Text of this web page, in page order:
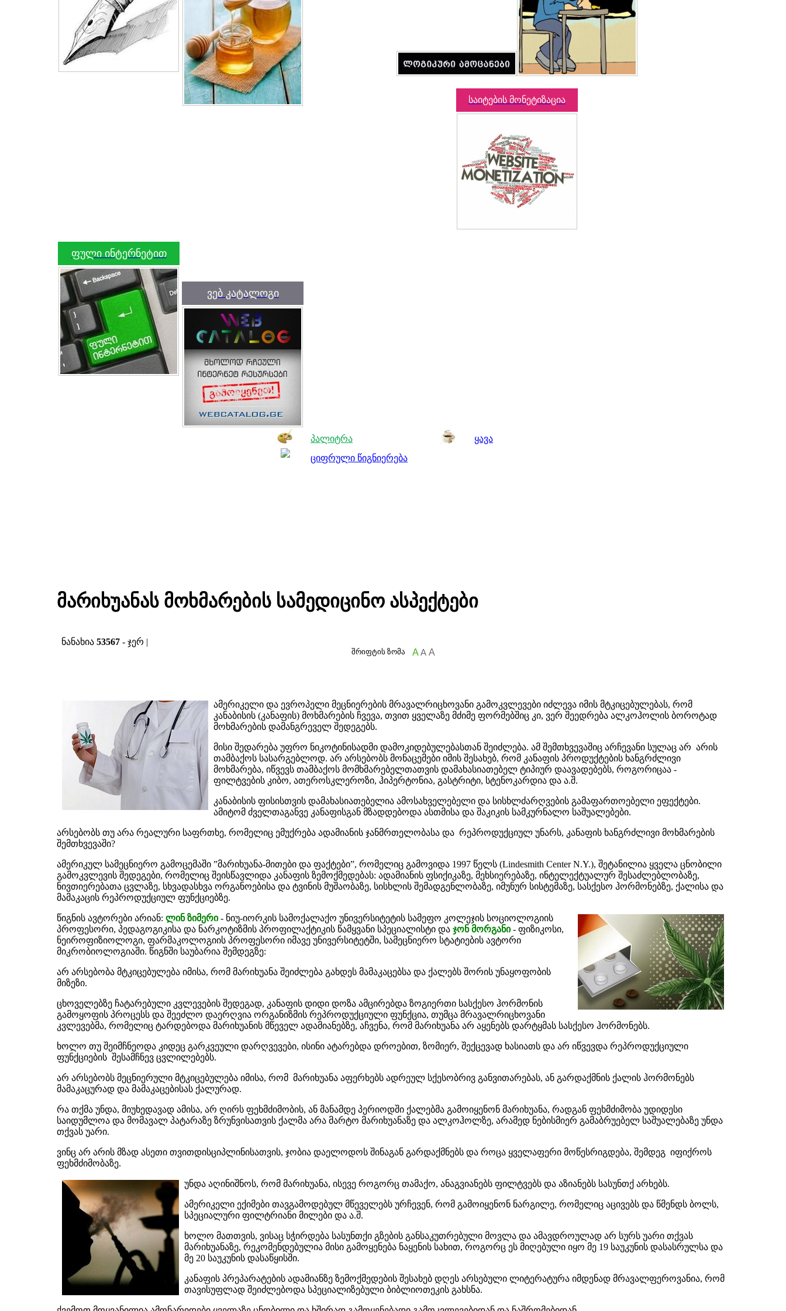
საიტების მონეტიზაცია
ფული ინტერნეტით
ვებ კატალოგი
პალიტრა
ყავა
ციფრული წიგნიერება
მარიხუანას მოხმარების სამედიცინო ასპექტები
ნანახია 53567 - ჯერ |
შრიფტის ზომა A A A
ამერიკელი და ევროპელი მეცნიერების მრავალრიცხოვანი გამოკვლევები იძლევა იმის მტკიცებულებას, რომ
კანაბისის (კანაფის) მოხმარების ჩვევა, თვით ყველაზე მძიმე ფორმებშიც კი, ვერ შეედრება ალკოჰოლის ბოროტად
მოხმარების დამანგრეველ შედეგებს.
მისი შედარება უფრო ნიკოტინისადმი დამოკიდებულებასთან შეიძლება. ამ შემთხვევაშიც არჩევანი სულაც არ არის
თამბაქოს სასარგებლოდ. არ არსებობს მონაცემები იმის შესახებ, რომ კანაფის პროდუქტების ხანგრძლივი
მოხმარება, იწვევს თამბაქოს მომხმარებელთათვის დამახასიათებელ ტიპიურ დაავადებებს, როგორიცაა -
ფილტვების კიბო, ათეროსკლეროზი, ჰიპერტონია, გასტრიტი, სტენოკარდია და ა.შ.
კანაბისის ფისისთვის დამახასიათებელია ამოსახველებელი და სისხლძარღვების გამაფართოებელი ეფექტები.
ამიტომ ძველთაგანვე კანაფისგან მზადდებოდა ასთმისა და შაკიკის სამკურნალო საშუალებები.
არსებობს თუ არა რეალური საფრთხე, რომელიც ემუქრება ადამიანის ჯანმრთელობასა და რეპროდუქციულ უნარს, კანაფის ხანგრძლივი მოხმარების
შემთხვევაში?
ამერიკულ სამეცნიერო გამოცემაში ”მარიხუანა-მითები და ფაქტები”, რომელიც გამოვიდა 1997 წელს (Lindesmith Center N.Y.), შეტანილია ყველა ცნობილი
გამოკვლევის შედეგები, რომელიც შეისწავლიდა კანაფის ზემოქმედებას: ადამიანის ფსიქიკაზე, მეხსიერებაზე, ინტელექტუალურ შესაძლებლობაზე,
ნივთიერებათა ცვლაზე, სხვადასხვა ორგანოებისა და ტვინის მუშაობაზე, სისხლის შემადგენლობაზე, იმუნურ სისტემაზე, სასქესო ჰორმონებზე, ქალისა და
მამაკაცის რეპროდუქციულ ფუნქციებზე.
წიგნის ავტორები არიან: ლინ ზიმერი- ნიუ-იორკის სამოქალაქო უნივერსიტეტის სამეფო კოლეჯის სოციოლოგიის
პროფესორი, პედაგოგიკისა და ნარკოტიზმის პროფილაქტიკის წამყვანი სპეციალისტი და ჯონ მორგანი- ფიზიკოსი,
ნეიროფიზიოლოგი, ფარმაკოლოგიის პროფესორი იმავე უნივერსიტეტში, სამეცნიერო სტატიების ავტორი
მიკრობიოლოგიაში. წიგნში საუბარია შემდეგზე:
არ არსებობა მტკიცებულება იმისა, რომ მარიხუანა შეიძლება გახდეს მამაკაცებსა და ქალებს შორის უნაყოფობის
მიზეზი.
ცხოველებზე ჩატარებული კვლევების შედეგად, კანაფის დიდი დოზა ამცირებდა ზოგიერთი სასქესო ჰორმონის
გამოყოფის პროცესს და შეეძლო დაერღვია ორგანიზმის რეპროდუქციული ფუნქცია, თუმცა მრავალრიცხოვანი
კვლევებმა, რომელიც ტარდებოდა მარიხუანის მწეველ ადამიანებზე, აჩვენა, რომ მარიხუანა არ აყენებს დარტყმას სასქესო ჰორმონებს.
ხოლო თუ შეიმჩნეოდა კიდეც გარკვეული დარღვევები, ისინი ატარებდა დროებით, ზომიერ, შექცევად ხასიათს და არ იწვევდა რეპროდუქციული
ფუნქციების შესამჩნევ ცვლილებებს.
არ არსებობს მეცნიერული მტკიცებულება იმისა, რომ მარიხუანა აფერხებს ადრეულ სქესობრივ განვითარებას, ან გარდაქმნის ქალის ჰორმონებს
მამაკაცურად და მამაკაცებისას ქალურად.
რა თქმა უნდა, მიუხედავად ამისა, არ ღირს ფეხმძიმობის, ან მანამდე პერიოდში ქალებმა გამოიყენონ მარიხუანა, რადგან ფეხმძიმობა უდიდესი
საიდუმლოა და მომავალ პატარაზე ზრუნვისათვის ქალმა არა მარტო მარიხუანაზე და ალკოჰოლზე, არამედ ნებისმიერ გამაბრუებელ საშუალებაზე უნდა
თქვას უარი.
ვინც არ არის მზად ასეთი თვითდისციპლინისათვის, ჯობია დაელოდოს შინაგან გარდაქმნებს და როცა ყველაფერი მოწესრიგდება, შემდეგ იფიქროს
ფეხმძიმობაზე.
უნდა აღინიშნოს, რომ მარიხუანა, ისევე როგორც თამაქო, ანაგვიანებს ფილტვებს და აზიანებს სასუნთქ არხებს.
ამერიკელი ექიმები თავგამოდებულ მწეველებს ურჩევენ, რომ გამოიყენონ ნარგილე, რომელიც აცივებს და წმენდს ბოლს,
სპეციალური ფილტრიანი მილები და ა.შ.
ხოლო მათთვის, ვისაც სჭირდება სასუნთქი გზების განსაკუთრებული მოვლა და ამავდროულად არ სურს უარი თქვას
მარიხუანაზე, რეკომენდებულია მისი გამოყენება ნაყენის სახით, როგორც ეს მიღებული იყო მე 19 საუკუნის დასასრულსა და
მე 20 საუკუნის დასაწყისში.
კანაფის პრეპარატების ადამიანზე ზემოქმედების შესახებ დღეს არსებული ლიტერატურა იმდენად მრავალფეროვანია, რომ
თავისუფლად შეიძლებოდა სპეციალიზებული ბიბლიოთეკის გახსნა.